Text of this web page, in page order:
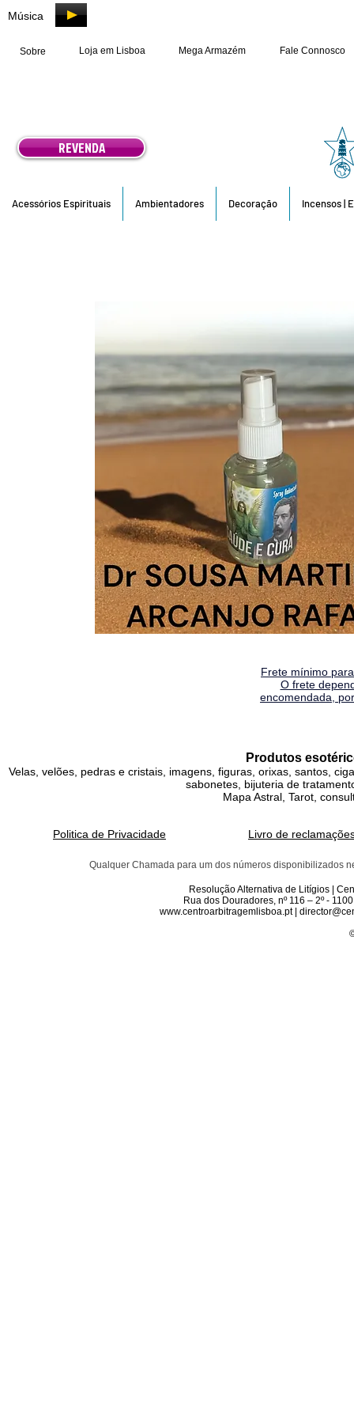
Música
Sobre Loja em Lisboa Mega Armazém Fale Connosco
REVENDA
Acessórios Espirituais Ambientadores Decoração Incensos |
Frete mínimo
O frete
encomendada,
Produtos
Velas, velões, pedras e cristais, imagens, figuras, orixas, santos,
sabonetes, bijuteria de
Mapa Astral, Tarot,
Politica de Privacidade Livro de
Qualquer Chamada para um dos números disponibilizados
Resolução Alternativa de Litígios |
Rua dos Douradores, nº 116 – 2º -
www.centroarbitragemlisboa.pt |